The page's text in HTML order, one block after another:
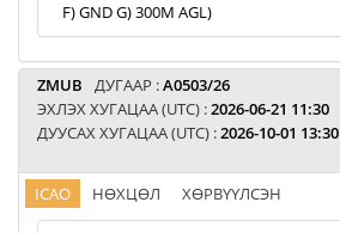
F) GND G) 300M AGL)
ZMUB ДУГААР :A0503/26
ЭХЛЭХ ХУГАЦАА (UTC) :2026-06-21 11:30
ДУУСАХ ХУГАЦАА (UTC) :2026-10-01 13:30
ICAO НӨХЦӨЛ ХӨРВҮҮЛСЭН